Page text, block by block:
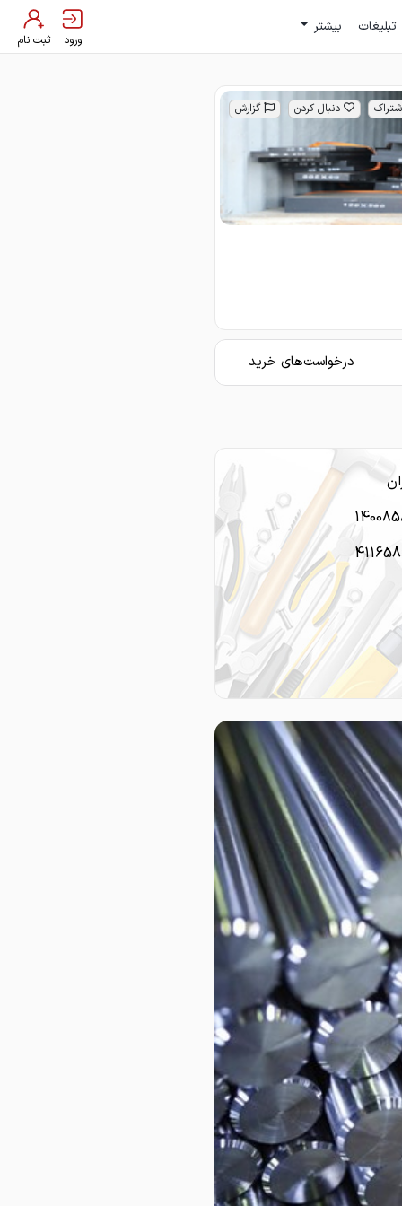
تبلیغات بیشتر
ورود ثبت نام
دنبال کردن گزارش
درخواست‌های خرید